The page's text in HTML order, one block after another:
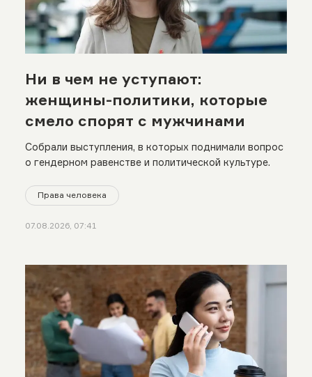
Ни в чем не уступают:
женщины-политики, которые
смело спорят с мужчинами
Собрали выступления, в которых поднимали вопрос
о гендерном равенстве и политической культуре.
Права человека
07.08.2026, 07:41